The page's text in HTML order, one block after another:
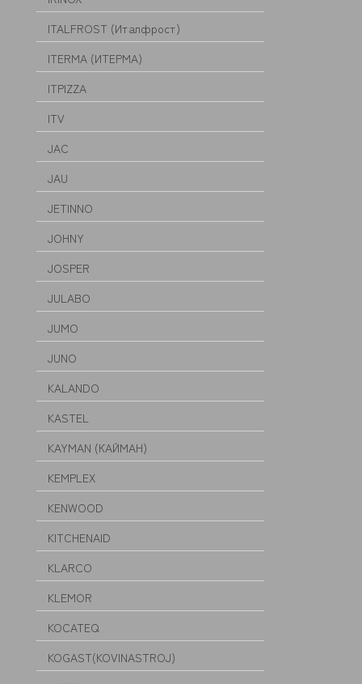
ITALFROST (Италфрост)
ITERMA (ИТЕРМА)
ITPIZZA
ITV
JAC
JAU
JETINNO
JOHNY
JOSPER
JULABO
JUMO
JUNO
KALANDO
KASTEL
KAYMAN (КАЙМАН)
KEMPLEX
KENWOOD
KITCHENAID
KLARCO
KLEMOR
KOCATEQ
KOGAST(KOVINASTROJ)